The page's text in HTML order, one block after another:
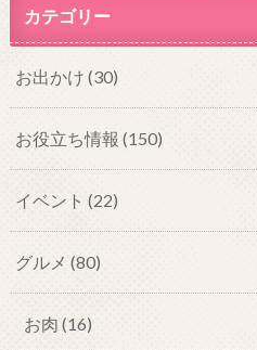
カテゴリー
お出かけ (30)
お役立ち情報 (150)
イベント (22)
グルメ (80)
お肉 (16)